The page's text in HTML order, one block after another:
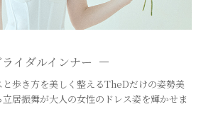
ライダルインナー
歩き方を美しく整えるTheDだけの姿勢美
居振舞が大人の女性のドレス姿を輝かせま